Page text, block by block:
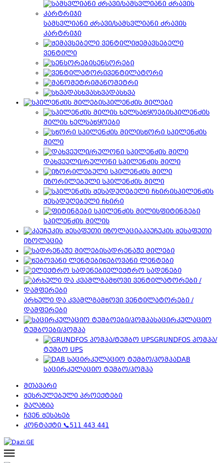
სამსვლიანი ძრავი/სამსვლიანი ძრავის
კარტრიჯი
შემავსებელი
ვენტილი
სენსორები
ვენტილატორი
მანომეტრი
სხვადასხვა
სპილენძის მილები
სპილენძის
მილის ხელსაწყოები
სწორი სპილენძის
მილი
დახვეული/რულონი სპილენძის მილი
იზორილებული სპილენძის მილი
სპილენძის
შესადუღებელი ჩხირი
ფიტინგები
სპილენძის მილის
კაუჩუკის შესაფუთი
იზოლაცია
სადრენაჟე მილები
წებოვანი ლენტები
ელექტრო სადენები
არხული და კვამლგამწოვი ვენტილატორები /
დამფერები
საცირკულაციო
ტუმბოები/პომპა
GRUNDFOS პომპა/
ტუმბო UPS
DAB
საცირკულაციო ტუმბო/პომპა
მთავარი
შესრულებული პროექტები
მაღაზია
ჩვენ შესახებ
კონტაქტი 📞511 443 441